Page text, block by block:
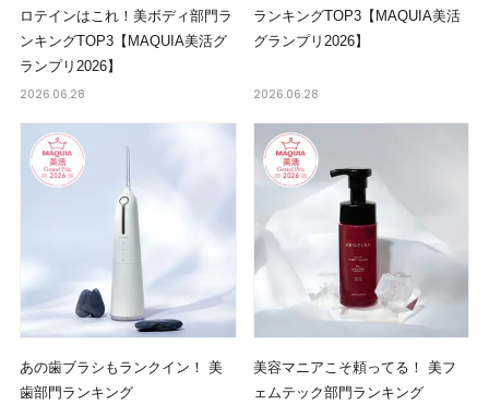
ロテインはこれ！美ボディ部門ラ
ンキングTOP3【MAQUIA美活グ
ランプリ2026】
2026.06.28
ランキングTOP3【MAQUIA美活
グランプリ2026】
2026.06.28
あの歯ブラシもランクイン！ 美
歯部門ランキング
美容マニアこそ頼ってる！ 美フ
ェムテック部門ランキング